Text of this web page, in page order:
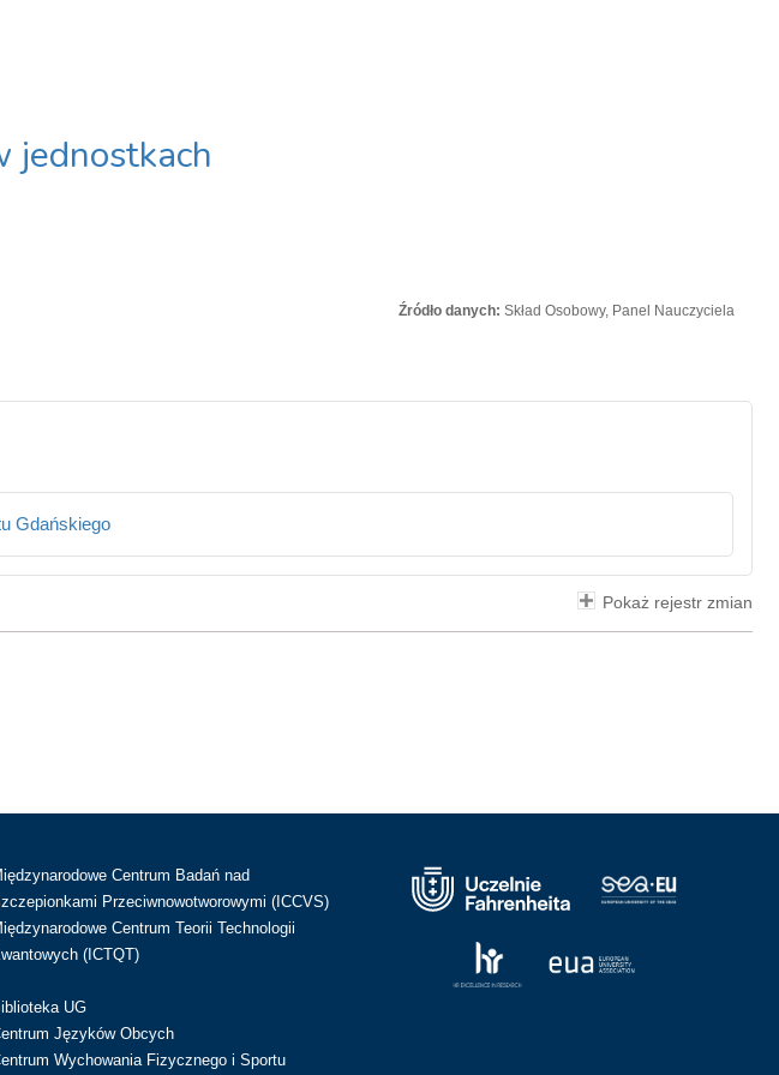
jednostkach
Źródło danych: Skład Osobowy, Panel Nauczyciela
Gdańskiego
Pokaż rejestr zmian
Centrum Badań nad
Przeciwnowotworowymi (ICCVS)
Centrum Teorii Technologii
(ICTQT)
UG
Języków Obcych
Wychowania Fizycznego i Sportu